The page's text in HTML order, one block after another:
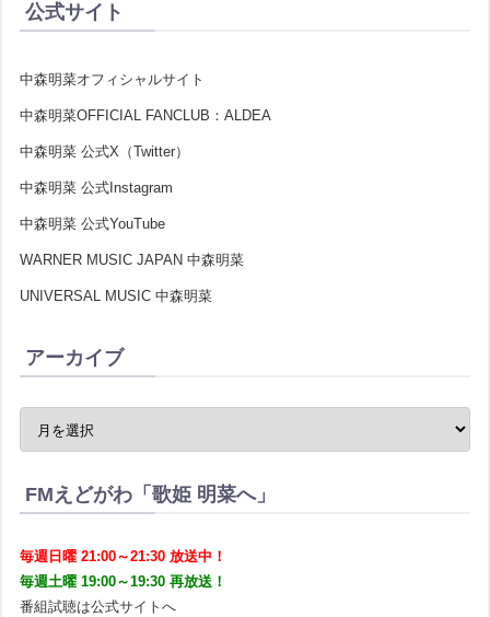
公式サイト
中森明菜オフィシャルサイト
中森明菜OFFICIAL FANCLUB：ALDEA
中森明菜 公式X（Twitter）
中森明菜 公式Instagram
中森明菜 公式YouTube
WARNER MUSIC JAPAN 中森明菜
UNIVERSAL MUSIC 中森明菜
アーカイブ
FMえどがわ「歌姫 明菜へ」
毎週日曜 21:00～21:30 放送中！
毎週土曜 19:00～19:30 再放送！
番組試聴は公式サイトへ